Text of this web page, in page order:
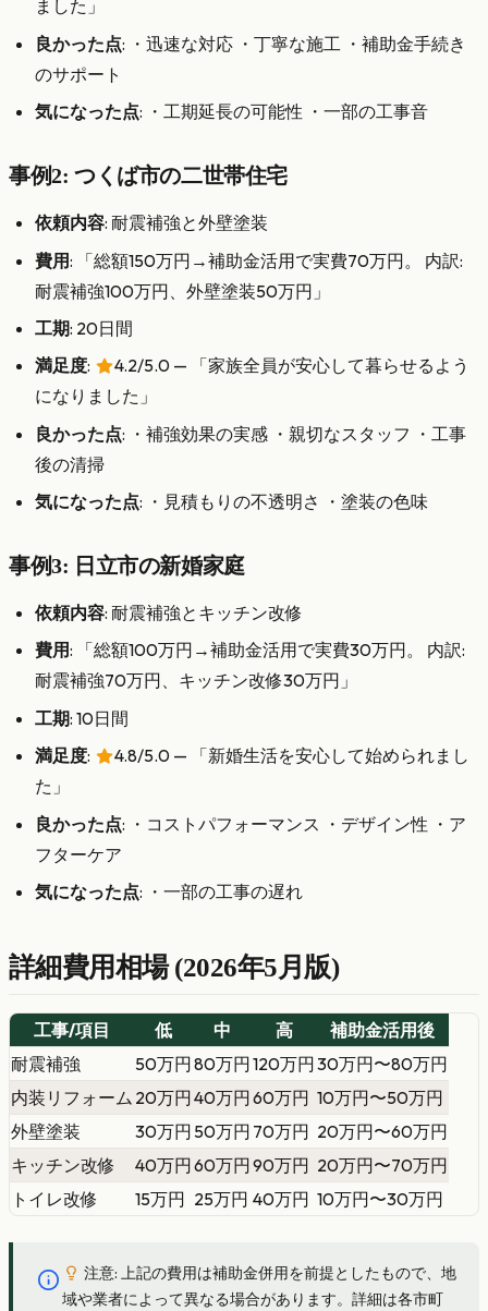
ました」
良かった点: ・迅速な対応 ・丁寧な施工 ・補助金手続き
のサポート
気になった点: ・工期延長の可能性 ・一部の工事音
事例2: つくば市の二世帯住宅
依頼内容: 耐震補強と外壁塗装
費用: 「総額150万円→補助金活用で実費70万円。 内訳:
耐震補強100万円、外壁塗装50万円」
工期: 20日間
満足度:
4.2/5.0 — 「家族全員が安心して暮らせるよう
になりました」
良かった点: ・補強効果の実感 ・親切なスタッフ ・工事
後の清掃
気になった点: ・見積もりの不透明さ ・塗装の色味
事例3: 日立市の新婚家庭
依頼内容: 耐震補強とキッチン改修
費用: 「総額100万円→補助金活用で実費30万円。 内訳:
耐震補強70万円、キッチン改修30万円」
工期: 10日間
満足度:
4.8/5.0 — 「新婚生活を安心して始められまし
た」
良かった点: ・コストパフォーマンス ・デザイン性 ・ア
フターケア
気になった点: ・一部の工事の遅れ
詳細費用相場 (2026年5月版)
工事/項目 低 中 高
補助金活用後
耐震補強
50万円 80万円 120万円 30万円〜80万円
内装リフォーム 20万円 40万円 60万円 10万円〜50万円
外壁塗装
30万円 50万円 70万円 20万円〜60万円
キッチン改修
40万円 60万円 90万円 20万円〜70万円
トイレ改修
15万円 25万円 40万円 10万円〜30万円
注意: 上記の費用は補助金併用を前提としたもので、地
域や業者によって異なる場合があります。詳細は各市町